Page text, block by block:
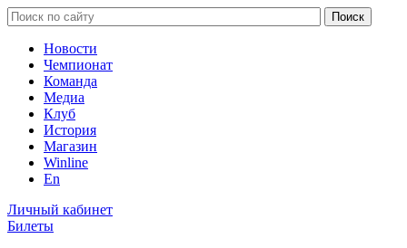
Новости
Чемпионат
Команда
Медиа
Клуб
История
Магазин
Winline
En
Личный кабинет
Билеты